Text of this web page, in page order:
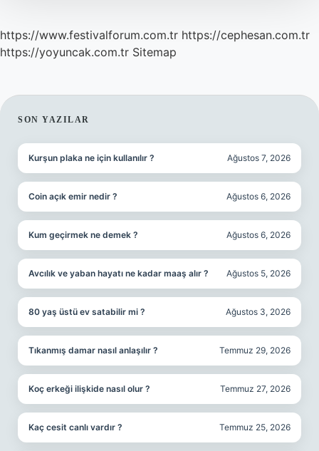
https://www.festivalforum.com.tr https://cephesan.com.tr
https://yoyuncak.com.tr Sitemap
SIDEBAR
SON YAZILAR
Kurşun plaka ne için kullanılır ? Ağustos 7, 2026
Coin açık emir nedir ? Ağustos 6, 2026
Kum geçirmek ne demek ? Ağustos 6, 2026
Avcılık ve yaban hayatı ne kadar maaş alır ? Ağustos 5, 2026
80 yaş üstü ev satabilir mi ? Ağustos 3, 2026
Tıkanmış damar nasıl anlaşılır ? Temmuz 29, 2026
Koç erkeği ilişkide nasıl olur ? Temmuz 27, 2026
Kaç cesit canlı vardır ? Temmuz 25, 2026